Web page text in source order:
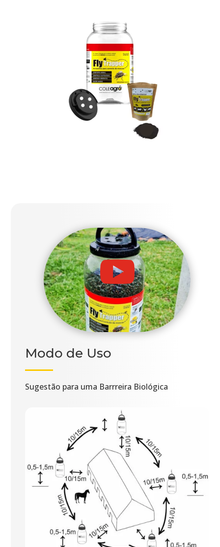

Modo de Uso
Sugestão para uma Barrreira Biológica